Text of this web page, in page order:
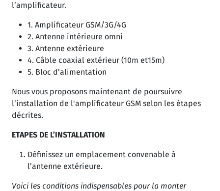
l’amplificateur.
1. Amplificateur GSM/3G/4G
2. Antenne intérieure omni
3. Antenne extérieure
4. Câble coaxial extérieur (10m et15m)
5. Bloc d'alimentation
Nous vous proposons maintenant de poursuivre
l’installation de l'amplificateur GSM selon les étapes
décrites.
ETAPES DE L’INSTALLATION
Définissez un emplacement convenable à
l’antenne extérieure.
Voici les conditions indispensables pour la monter